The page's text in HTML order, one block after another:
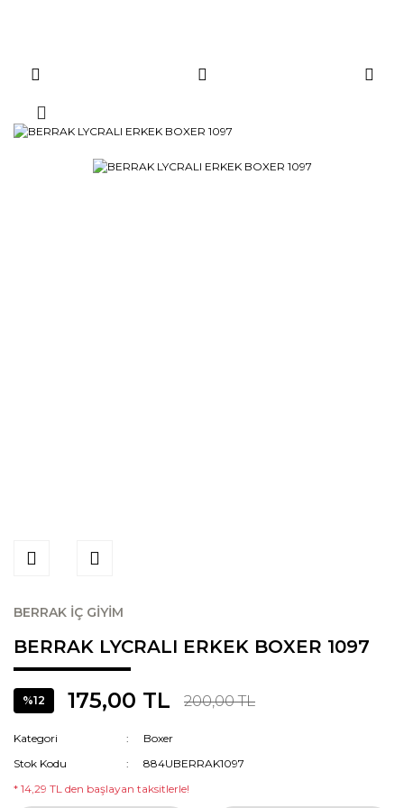
BERRAK İÇ GİYİM
BERRAK LYCRALI ERKEK BOXER 1097
%12 175,00 TL 200,00 TL
Kategori
Boxer
Stok Kodu
884UBERRAK1097
* 14,29 TL den başlayan taksitlerle!